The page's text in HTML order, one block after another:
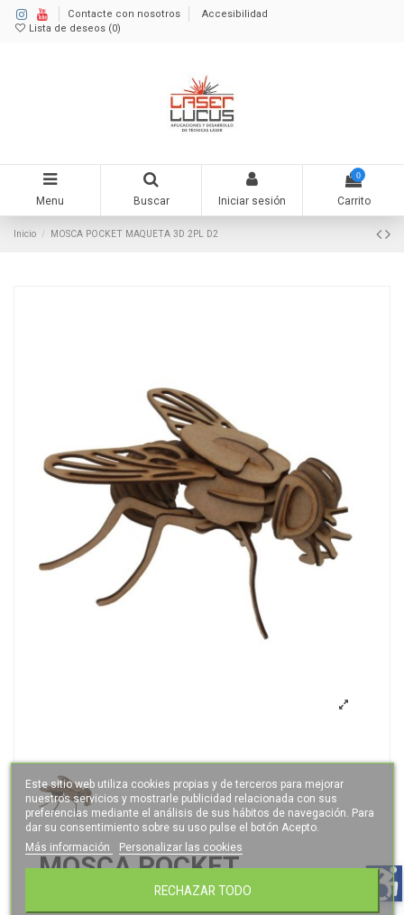
Contacte con nosotros
Accesibilidad
Lista de deseos (0)
Menu Buscar Iniciar sesión
0
Carrito
Inicio MOSCA POCKET MAQUETA 3D 2PL D2
MOSCA POCKET
MAQUETA 3D 2PL D2
Este sitio web utiliza cookies propias y de terceros para mejorar
nuestros servicios y mostrarle publicidad relacionada con sus
preferencias mediante el análisis de sus hábitos de navegación. Para
dar su consentimiento sobre su uso pulse el botón Acepto.
Más información
Personalizar las cookies
RECHAZAR TODO